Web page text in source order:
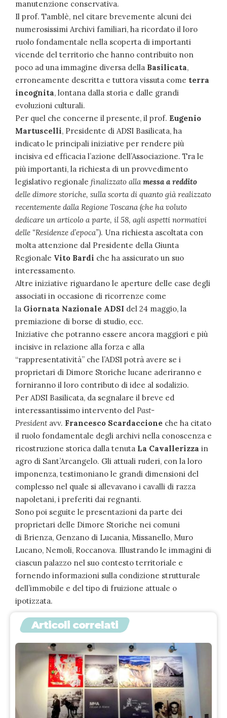
manutenzione conservativa.
Il prof. Tamblè, nel citare brevemente alcuni dei
numerosissimi Archivi familiari, ha ricordato il loro
ruolo fondamentale nella scoperta di importanti
vicende del territorio che hanno contribuito non
poco ad una immagine diversa della Basilicata,
erroneamente descritta e tuttora vissuta come terra
incognita, lontana dalla storia e dalle grandi
evoluzioni culturali.
Per quel che concerne il presente, il prof. Eugenio
Martuscelli, Presidente di ADSI Basilicata, ha
indicato le principali iniziative per rendere più
incisiva ed efficacia l’azione dell’Associazione. Tra le
più importanti, la richiesta di un provvedimento
legislativo regionale finalizzato alla messa a reddito
delle dimore storiche, sulla scorta di quanto già realizzato
recentemente dalla Regione Toscana (che ha voluto
dedicare un articolo a parte, il 58, agli aspetti normativi
delle “Residenze d’epoca”). Una richiesta ascoltata con
molta attenzione dal Presidente della Giunta
Regionale Vito Bardi che ha assicurato un suo
interessamento.
Altre iniziative riguardano le aperture delle case degli
associati in occasione di ricorrenze come
la Giornata Nazionale ADSI del 24 maggio, la
premiazione di borse di studio, ecc.
Iniziative che potranno essere ancora maggiori e più
incisive in relazione alla forza e alla
“rappresentatività” che l’ADSI potrà avere se i
proprietari di Dimore Storiche lucane aderiranno e
forniranno il loro contributo di idee al sodalizio.
Per ADSI Basilicata, da segnalare il breve ed
interessantissimo intervento del Past-
Presidentavv. Francesco Scardaccione che ha citato
il ruolo fondamentale degli archivi nella conoscenza e
ricostruzione storica dalla tenuta La Cavallerizza in
agro di Sant’Arcangelo. Gli attuali ruderi, con la loro
imponenza, testimoniano le grandi dimensioni del
complesso nel quale si allevavano i cavalli di razza
napoletani, i preferiti dai regnanti.
Sono poi seguite le presentazioni da parte dei
proprietari delle Dimore Storiche nei comuni
di Brienza, Genzano di Lucania, Missanello, Muro
Lucano, Nemoli, Roccanova. Illustrando le immagini di
ciascun palazzo nel suo contesto territoriale e
fornendo informazioni sulla condizione strutturale
dell’immobile e del tipo di fruizione attuale o
ipotizzata.
Articoli correlati